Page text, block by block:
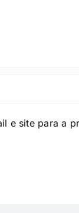
e site para a